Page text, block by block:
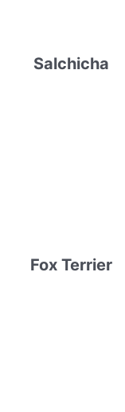
Salchicha
Fox Terrier